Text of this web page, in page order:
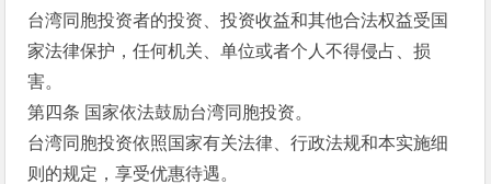
台湾同胞投资者的投资、投资收益和其他合法权益受国
家法律保护，任何机关、单位或者个人不得侵占、损
害。
第四条 国家依法鼓励台湾同胞投资。
台湾同胞投资依照国家有关法律、行政法规和本实施细
则的规定，享受优惠待遇。